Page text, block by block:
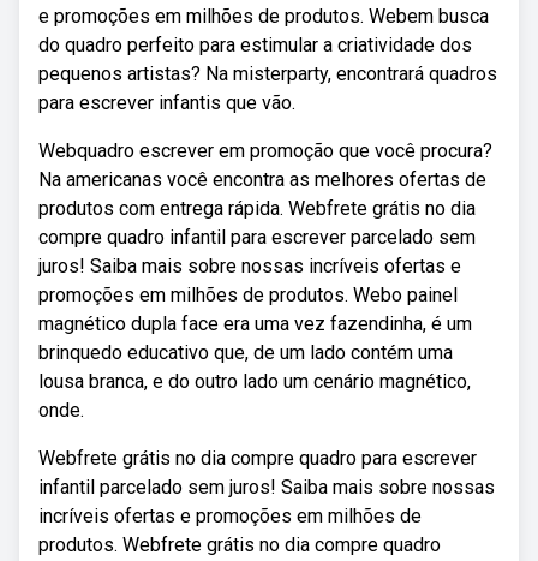
e promoções em milhões de produtos. Webem busca
do quadro perfeito para estimular a criatividade dos
pequenos artistas? Na misterparty, encontrará quadros
para escrever infantis que vão.
Webquadro escrever em promoção que você procura?
Na americanas você encontra as melhores ofertas de
produtos com entrega rápida. Webfrete grátis no dia
compre quadro infantil para escrever parcelado sem
juros! Saiba mais sobre nossas incríveis ofertas e
promoções em milhões de produtos. Webo painel
magnético dupla face era uma vez fazendinha, é um
brinquedo educativo que, de um lado contém uma
lousa branca, e do outro lado um cenário magnético,
onde.
Webfrete grátis no dia compre quadro para escrever
infantil parcelado sem juros! Saiba mais sobre nossas
incríveis ofertas e promoções em milhões de
produtos. Webfrete grátis no dia compre quadro